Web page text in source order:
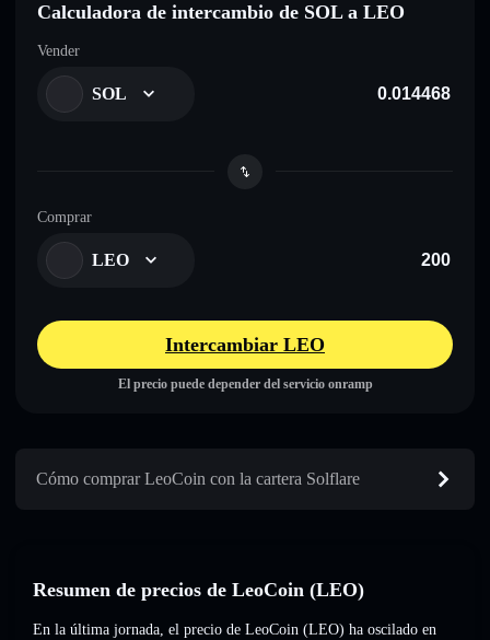
Calculadora de intercambio de SOL a LEO
Vender
SOL
Comprar
LEO
Intercambiar LEO
El precio puede depender del servicio onramp
Cómo comprar LeoCoin con la cartera Solflare
Resumen de precios de LeoCoin (LEO)
En la última jornada, el precio de LeoCoin (LEO) ha oscilado en